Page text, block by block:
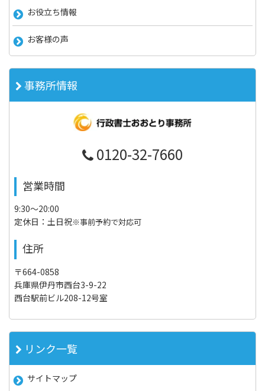
お役立ち情報
お客様の声
事務所情報
0120-32-7660
営業時間
9:30～20:00
定休日：土日祝※事前予約で対応可
住所
〒664-0858
兵庫県伊丹市西台3-9-22
西台駅前ビル208-12号室
リンク一覧
サイトマップ